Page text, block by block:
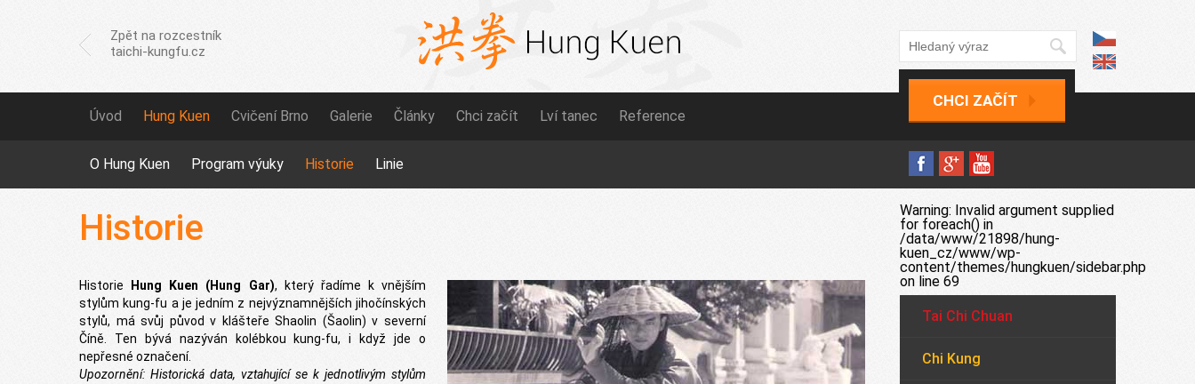
Zpět na rozcestník
taichi-kungfu.cz
CHCI ZAČÍT
Úvod Hung Kuen
O Hung Kuen Program výuky Historie Linie
Cvičení Brno Galerie Články Chci začít Lví tanec Reference
Historie
Historie Hung Kuen (Hung Gar), který řadíme k vnějším
stylům kung-fu a je jedním z nejvýznamnějších jihočínských
stylů, má svůj původ v klášteře Shaolin (Šaolin) v severní
Číně. Ten bývá nazýván kolébkou kung-fu, i když jde o
nepřesné označení.
Upozornění: Historická data, vztahující se k jednotlivým stylům
Warning: Invalid argument supplied
for foreach() in
/data/www/21898/hung-
kuen_cz/www/wp-
content/themes/hungkuen/sidebar.php
on line 69
Tai Chi Chuan
Chi Kung